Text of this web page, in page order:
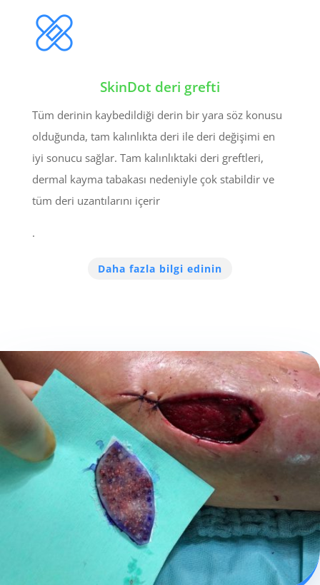
SkinDot deri grefti
Tüm derinin kaybedildiği derin bir yara söz konusu
olduğunda, tam kalınlıkta deri ile deri değişimi en
iyi sonucu sağlar. Tam kalınlıktaki deri greftleri,
dermal kayma tabakası nedeniyle çok stabildir ve
tüm deri uzantılarını içerir
.
Daha fazla bilgi edinin